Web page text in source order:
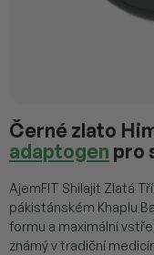
Černé zlato
adaptogen pro
AjemFIT Shilajit Zlatá
pákistánském Khaplu
formu a maximální
známý v tradiční